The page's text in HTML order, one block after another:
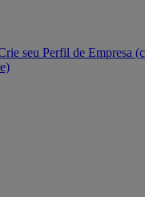
seu Perfil de Empresa